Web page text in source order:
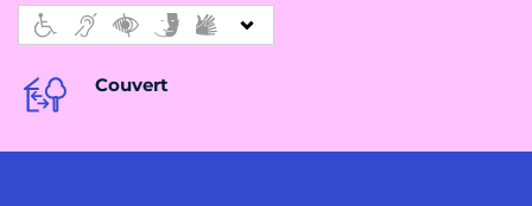
Couvert